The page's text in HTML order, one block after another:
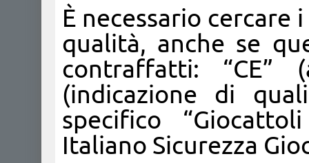
È necessario
qualità, anche se
contraffatti: “CE”
(indicazione di
specifico
Italiano Sicurezza